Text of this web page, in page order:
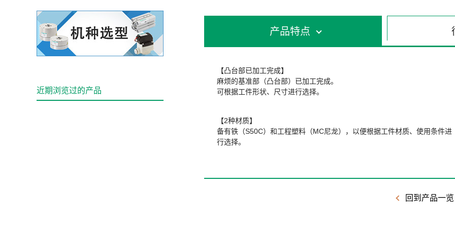
产品特点
【凸台部已加工完成】
麻烦的基准部（凸台部）已加工完成。
可根据工件形状、尺寸进行选择。
【2种材质】
备有铁（S50C）和工程塑料（MC尼龙），以便根据工件材质、使用条件进
行选择。
回到产品一览
近期浏览过的产品